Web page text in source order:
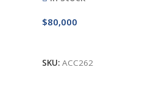
$80,000
SKU: ACC262